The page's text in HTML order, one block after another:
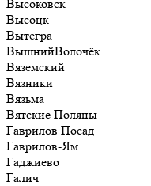
Высоковск
Высоцк
Вытегра
ВышнийВолочёк
Вяземский
Вязники
Вязьма
Вятские Поляны
Гаврилов Посад
Гаврилов-Ям
Гаджиево
Галич